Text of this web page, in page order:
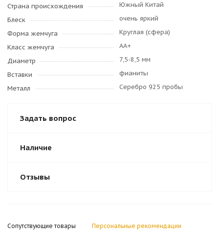
Страна происхождения
Южный Китай
Блеск
очень яркий
Форма жемчуга
Круглая (сфера)
Класс жемчуга
AA+
Диаметр
7,5-8,5 мм
Вставки
фианиты
Металл
Серебро 925 пробы
Задать вопрос
Наличие
Отзывы
Сопутствующие товары Персональные рекомендации